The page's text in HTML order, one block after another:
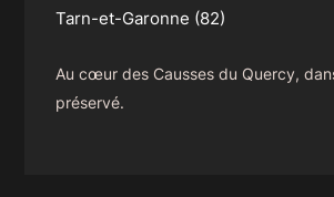
Tarn-et-Garonne (82)
Au cœur des Causses du Quercy,
préservé.